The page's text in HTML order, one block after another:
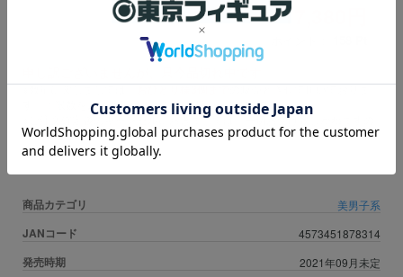
17,380円
※数量に関しましては、おひとり様3個までの販売とさせて頂いておりま
す。上限数を超え数量はキャンセル扱いとなります。
※ご注文確定後のキャンセルにおきましては、一切お受け致しかねますの
で予めご了承ください。
商品カテゴリ 美男子系
JANコード 4573451878314
発売時期 2021年09月未定